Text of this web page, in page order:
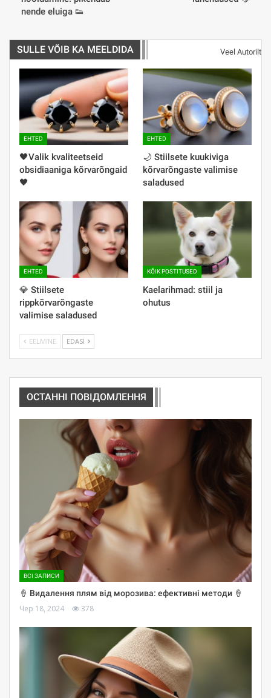
nende eluiga 👟
SULLE VÕIB KA MEELDIDA Veel Autorilt
EHTED
🖤️Valik kvaliteetseid
obsidiaaniga kõrvarõngaid
🖤
EHTED
🌙 Stiilsete kuukiviga
kõrvarõngaste valimise
saladused
EHTED
💎 Stiilsete
rippkõrvarõngaste
valimise saladused
KÕIK POSTITUSED
Kaelarihmad: stiil ja
ohutus
EELMINE EDASI
ОСТАННІ ПОВІДОМЛЕННЯ
ВСІ ЗАПИСИ
🍦 Видалення плям від морозива: ефективні методи 🍦
Чер 18, 2024 378